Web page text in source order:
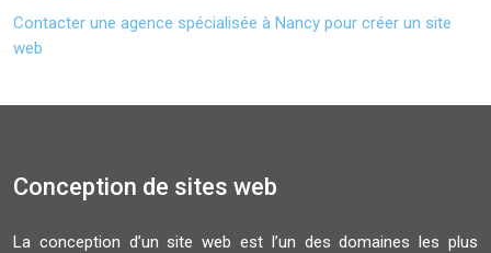
Contacter une agence spécialisée à Nancy pour créer un site
web
Conception de sites web
La conception d’un site web est l’un des domaines les plus